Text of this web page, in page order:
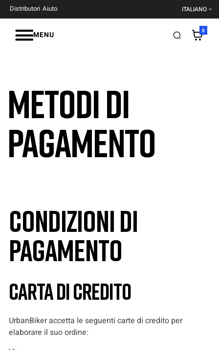
Distributori Aiuto ITALIANO
MENU 0
Metodi di
pagamento
Condizioni di
pagamento
Carta di credito
UrbanBiker accetta le seguenti carte di credito per
elaborare il suo ordine: